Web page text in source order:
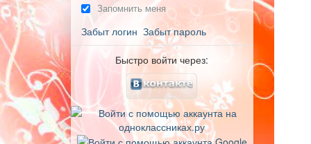
Запомнить меня
Забыт логин Забыт пароль
Быстро войти через: